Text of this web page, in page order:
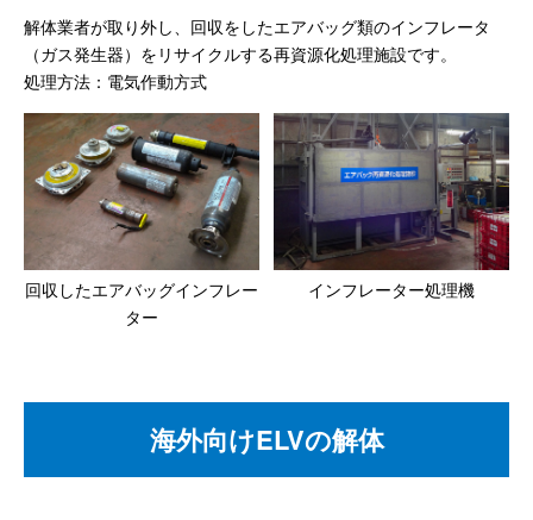
解体業者が取り外し、回収をしたエアバッグ類のインフレータ
（ガス発生器）をリサイクルする再資源化処理施設です。
処理方法：電気作動方式
回収したエアバッグインフレー
ター
インフレーター処理機
海外向けELVの解体